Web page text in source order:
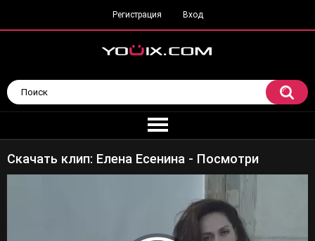
Регистрация Вход
Скачать клип: Елена Есенина - Посмотри